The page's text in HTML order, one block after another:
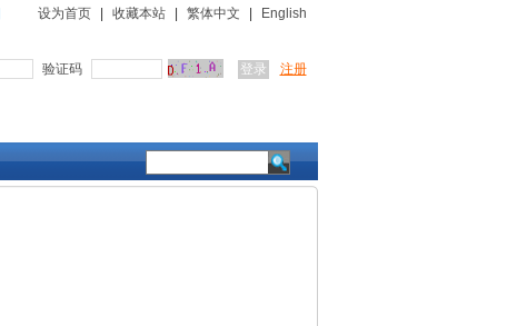
设为首页 收藏本站 繁体中文 English
验证码 注册